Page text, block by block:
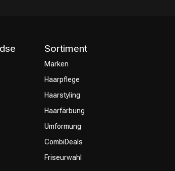
Sortiment
Marken
Haarpflege
Haarstyling
Haarfärbung
Umformung
CombiDeals
Friseurwahl